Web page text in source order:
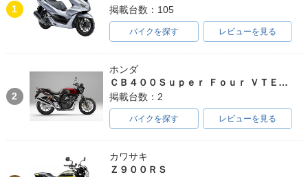
1
掲載台数：105
バイクを探す レビューを見る
2
ホンダ
ＣＢ４００Ｓｕｐｅｒ Ｆｏｕｒ ＶＴＥＣ ＳＰＥＣ３
掲載台数：2
バイクを探す レビューを見る
カワサキ
Ｚ９００ＲＳ